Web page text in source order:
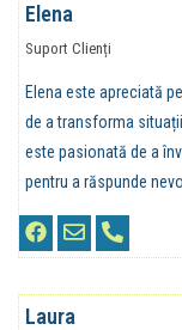
Elena
Suport Clienți
Elena este apreciată
de a transforma
este pasionată de a
pentru a răspunde
Laura